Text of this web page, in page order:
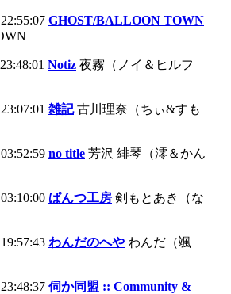
GHOST/BALLOON TOWN
Notiz 夜霧（ノイ＆ヒルフ
雑記 古川理奈（ちぃ&すも
no title 芳沢 緋琴（澪＆かん
ぱんつ工房 剣もとあき（な
わんだのへや わんだ（颯
伺か同盟 :: Community &